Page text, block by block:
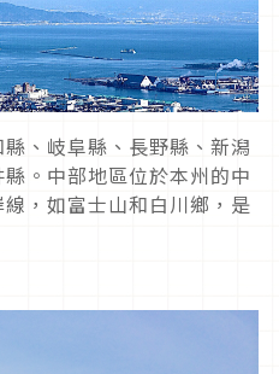
、岐阜縣、長野縣、新潟
。中部地區位於本州的中
，如富士山和白川鄉，是